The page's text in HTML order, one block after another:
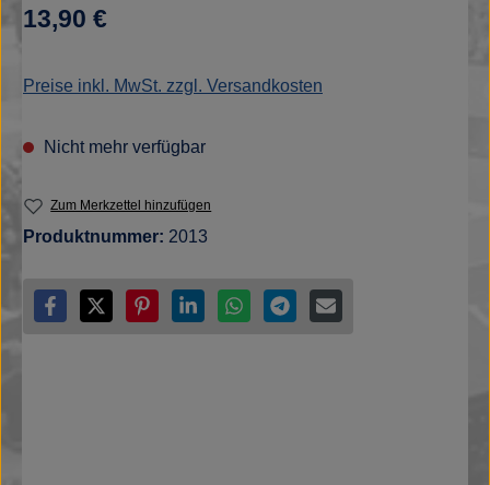
Regulärer Preis:
13,90 €
Preise inkl. MwSt. zzgl. Versandkosten
Nicht mehr verfügbar
Zum Merkzettel hinzufügen
Produktnummer: 2013